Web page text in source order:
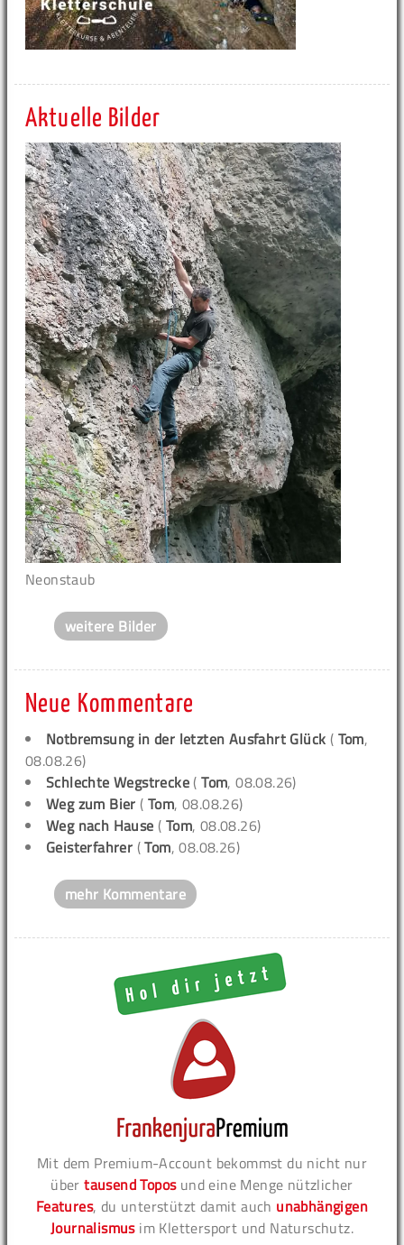
Aktuelle Bilder
Neonstaub
weitere Bilder
Neue Kommentare
Notbremsung in der letzten Ausfahrt Glück ( Tom,
08.08.26)
Schlechte Wegstrecke (Tom, 08.08.26)
Weg zum Bier (Tom, 08.08.26)
Weg nach Hause ( Tom, 08.08.26)
Geisterfahrer (Tom, 08.08.26)
mehr Kommentare
Mit dem Premium-Account bekommst du nicht nur
übertausend Toposund eine Menge nützlicher
Features, du unterstützt damit auch unabhängigen
Journalismusim Klettersport und Naturschutz.